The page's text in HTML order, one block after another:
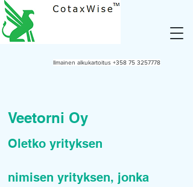
Ilmainen alkukartoitus +358 75 3257778
Veetorni Oy
Oletko yrityksen
nimisen yrityksen, jonka